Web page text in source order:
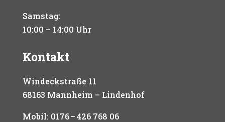
Samstag:
10:00 – 14:00 Uhr
Kontakt
Windeckstraße 11
68163 Mannheim – Lindenhof
Mobil: 0176 – 426 768 06